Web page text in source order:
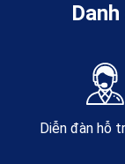
Diễn đàn hỗ